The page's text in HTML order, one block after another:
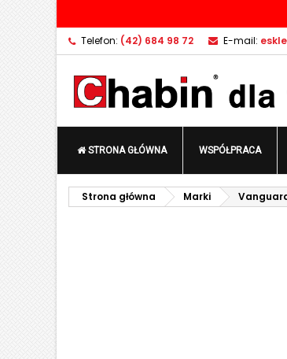
Telefon: (42) 684 98 72 E-mail:
STRONA GŁÓWNA WSPÓŁPRACA
Strona główna Marki